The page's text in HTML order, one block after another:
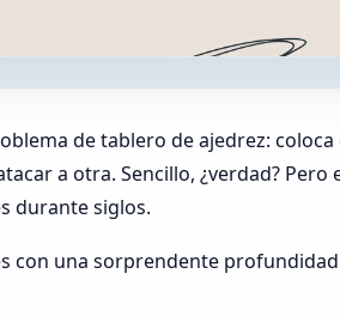
de tablero de ajedrez: coloca
a otra. Sencillo, ¿verdad? Pero
durante siglos.
con una sorprendente